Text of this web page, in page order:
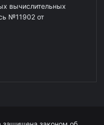
вычислительных
№11902 от